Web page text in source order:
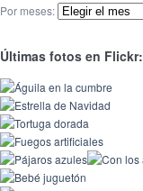
Por meses:
Últimas fotos en Flickr: